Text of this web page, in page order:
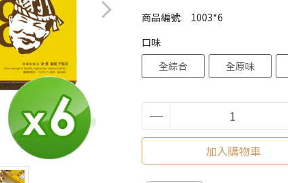
商品編號:
1003*6
口味
全綜合
全原味
加入購物車